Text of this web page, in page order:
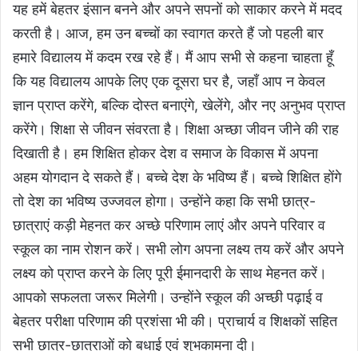
यह हमें बेहतर इंसान बनने और अपने सपनों को साकार करने में मदद
करती है। आज, हम उन बच्चों का स्वागत करते हैं जो पहली बार
हमारे विद्यालय में कदम रख रहे हैं। मैं आप सभी से कहना चाहता हूँ
कि यह विद्यालय आपके लिए एक दूसरा घर है, जहाँ आप न केवल
ज्ञान प्राप्त करेंगे, बल्कि दोस्त बनाएंगे, खेलेंगे, और नए अनुभव प्राप्त
करेंगे। शिक्षा से जीवन संवरता है। शिक्षा अच्छा जीवन जीने की राह
दिखाती है। हम शिक्षित होकर देश व समाज के विकास में अपना
अहम योगदान दे सकते हैं। बच्चे देश के भविष्य हैं। बच्चे शिक्षित होंगे
तो देश का भविष्य उज्जवल होगा। उन्होंने कहा कि सभी छात्र-
छात्राएं कड़ी मेहनत कर अच्छे परिणाम लाएं और अपने परिवार व
स्कूल का नाम रोशन करें। सभी लोग अपना लक्ष्य तय करें और अपने
लक्ष्य को प्राप्त करने के लिए पूरी ईमानदारी के साथ मेहनत करें।
आपको सफलता जरूर मिलेगी। उन्होंने स्कूल की अच्छी पढ़ाई व
बेहतर परीक्षा परिणाम की प्रशंसा भी की। प्राचार्य व शिक्षकों सहित
सभी छात्र-छात्राओं को बधाई एवं शुभकामना दी।